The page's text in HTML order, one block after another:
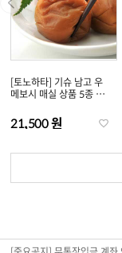
[토노하타] 기슈 남고 우
메보시 매실 상품 5종 택
21,500 원